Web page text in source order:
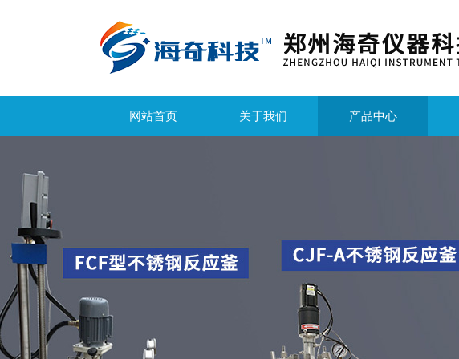
网站首页 关于我们 产品中心